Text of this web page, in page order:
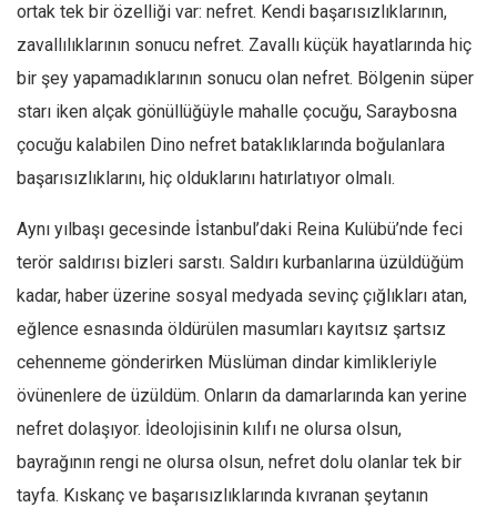
Amerika
Avustralya
Tarih
Düşünce
ortak tek bir özelliği var: nefret. Kendi başarısızlıklarının,
zavallılıklarının sonucu nefret. Zavallı küçük hayatlarında hiç
bir şey yapamadıklarının sonucu olan nefret. Bölgenin süper
starı iken alçak gönüllüğüyle mahalle çocuğu, Saraybosna
çocuğu kalabilen Dino nefret bataklıklarında boğulanlara
başarısızlıklarını, hiç olduklarını hatırlatıyor olmalı.
Aynı yılbaşı gecesinde İstanbul’daki Reina Kulübü’nde feci
terör saldırısı bizleri sarstı. Saldırı kurbanlarına üzüldüğüm
kadar, haber üzerine sosyal medyada sevinç çığlıkları atan,
eğlence esnasında öldürülen masumları kayıtsız şartsız
cehenneme gönderirken Müslüman dindar kimlikleriyle
övünenlere de üzüldüm. Onların da damarlarında kan yerine
nefret dolaşıyor. İdeolojisinin kılıfı ne olursa olsun,
bayrağının rengi ne olursa olsun, nefret dolu olanlar tek bir
tayfa. Kıskanç ve başarısızlıklarında kıvranan şeytanın